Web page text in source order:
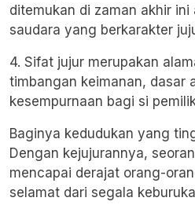
ditemukan di zaman akhir ini
saudara yang berkarakter
4. Sifat jujur merupakan
timbangan keimanan, dasar
kesempurnaan bagi si
Baginya kedudukan yang
Dengan kejujurannya,
mencapai derajat orang-
selamat dari segala